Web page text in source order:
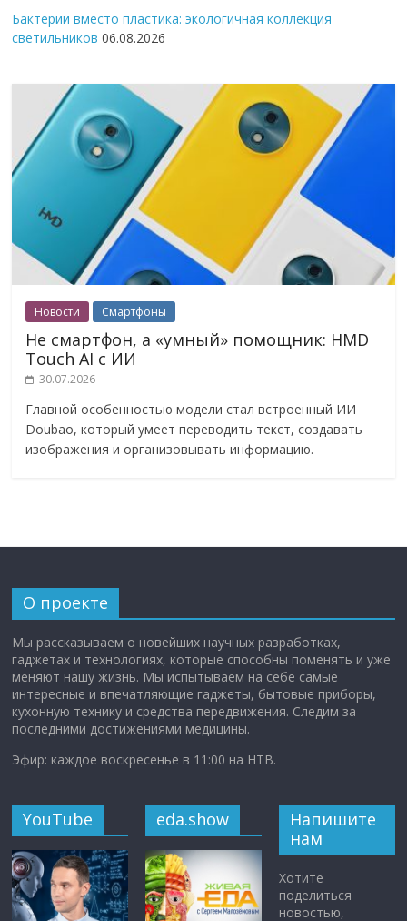
Бактерии вместо пластика: экологичная коллекция
светильников 06.08.2026
Новости Смартфоны
Не смартфон, а «умный» помощник: HMD
Touch AI с ИИ
30.07.2026
Главной особенностью модели стал встроенный ИИ
Doubao, который умеет переводить текст, создавать
изображения и организовывать информацию.
О проекте
Мы рассказываем о новейших научных разработках,
гаджетах и технологиях, которые способны поменять и уже
меняют нашу жизнь. Мы испытываем на себе самые
интересные и впечатляющие гаджеты, бытовые приборы,
кухонную технику и средства передвижения. Следим за
последними достижениями медицины.
Эфир: каждое воскресенье в 11:00 на НТВ.
YouTube eda.show
Напишите
нам
Хотите
поделиться
новостью,